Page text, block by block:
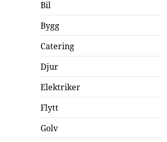
Bil
Bygg
Catering
Djur
Elektriker
Flytt
Golv